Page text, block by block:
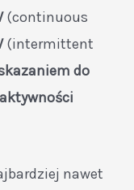
(continuous
(intermittent
do
nawet